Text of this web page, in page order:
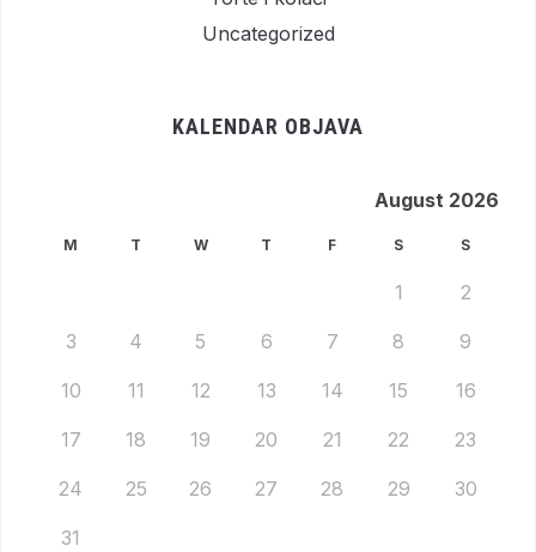
Uncategorized
KALENDAR OBJAVA
August 2026
M T W T F S S
1 2
3 4 5 6 7 8 9
10 11 12 13 14 15 16
17 18 19 20 21 22 23
24 25 26 27 28 29 30
31